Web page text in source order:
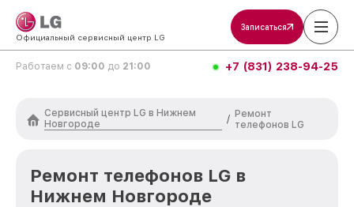
Официальный сервисный центр LG
Записаться
Работаем с 09:00 до 21:00 +7 (831) 238-94-25
Сервисный центр LG в Нижнем
Новгороде
/ Ремонт
телефонов LG
Ремонт телефонов LG в
Нижнем Новгороде